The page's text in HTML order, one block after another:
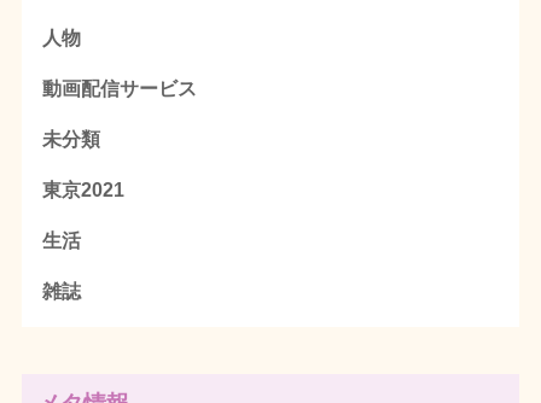
人物
動画配信サービス
未分類
東京2021
生活
雑誌